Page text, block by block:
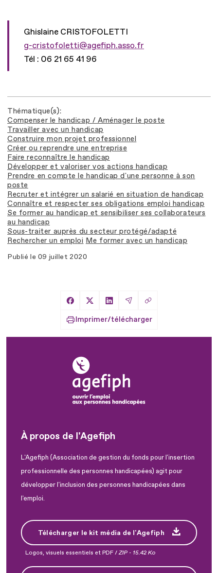
Ghislaine CRISTOFOLETTI
g-cristofoletti@agefiph.asso.fr
Tél : 06 21 65 41 96
Thématique(s)
Compenser le handicap / Aménager le poste
Travailler avec un handicap
Construire mon projet professionnel
Créer ou reprendre une entreprise
Faire reconnaître le handicap
Développer et valoriser vos actions handicap
Prendre en compte le handicap d'une personne à son
poste
Recruter et intégrer un salarié en situation de handicap
Connaître et respecter ses obligations emploi handicap
Se former au handicap et sensibiliser ses collaborateurs
au handicap
Sous-traiter auprès du secteur protégé/adapté
Rechercher un emploi Me former avec un handicap
Publié le 09 juillet 2020
Partager sur Facebook
Partager sur X
Partager sur LinkedIn
Partager par Email
Copier le lien
Imprimer/télécharger
À propos de l'Agefiph
L'Agefiph (Association de gestion du fonds pour l'insertion
professionnelle des personnes handicapées) agit pour
développer l'inclusion des personnes handicapées dans
l'emploi.
Télécharger le kit média de l'Agefiph
Logos, visuels essentiels et PDF /ZIP - 15.42 Ko